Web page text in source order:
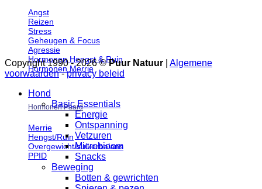
Angst
Reizen
Stress
Geheugen & Focus
Agressie
Hormonen Hengst & Ruin
Hormonen Merrie
Hormonen Paard
Merrie
Hengst/Ruin
Overgewicht/suikerbalans
PPID
Copyright 1990 - 2026 ©Puur Natuur
Algemene
voorwaarden-privacy beleid
Hond
Basic Essentials
Energie
Ontspanning
Vetzuren
Microbioom
Snacks
Beweging
Botten & gewrichten